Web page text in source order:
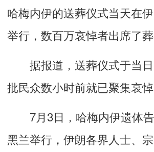
哈梅内伊的送葬仪式当天在
举行，数百万哀悼者出席了葬
据报道，送葬仪式于当日
批民众数小时前就已聚集哀悼
7月3日，哈梅内伊遗体
黑兰举行，伊朗各界人士、